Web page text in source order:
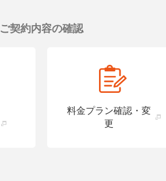
ご契約内容の確認
料金プラン確認・変
更